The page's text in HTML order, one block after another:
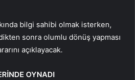
bilgi sahibi olmak isterken,
sonra olumlu dönüş yapması
açıklayacak.
OYNADI